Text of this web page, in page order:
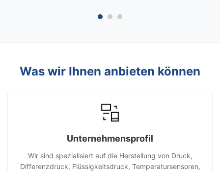
Was wir Ihnen anbieten können
Unternehmensprofil
Wir sind spezialisiert auf die Herstellung von Druck,
Differenzdruck, Flüssigkeitsdruck, Temperatursensoren,